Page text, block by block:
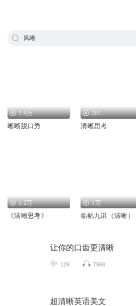
风晰
1.9万
晰晰脱口秀
387
清晰思考
1.2万
《清晰思考》
1万
临帖九讲（清晰）
让你的口齿更清晰
129 7968
超清晰英语美文